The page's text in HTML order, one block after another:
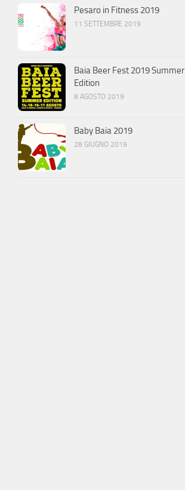
Pesaro in Fitness 2019
11 SETTEMBRE 2019
Baia Beer Fest 2019 Summer
Edition
8 AGOSTO 2019
Baby Baia 2019
28 GIUGNO 2019